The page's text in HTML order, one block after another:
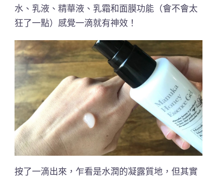
水、乳液、精華液、乳霜和面膜功能（會不會太
狂了一點）感覺一滴就有神效！
按了一滴出來，乍看是水潤的凝露質地，但其實